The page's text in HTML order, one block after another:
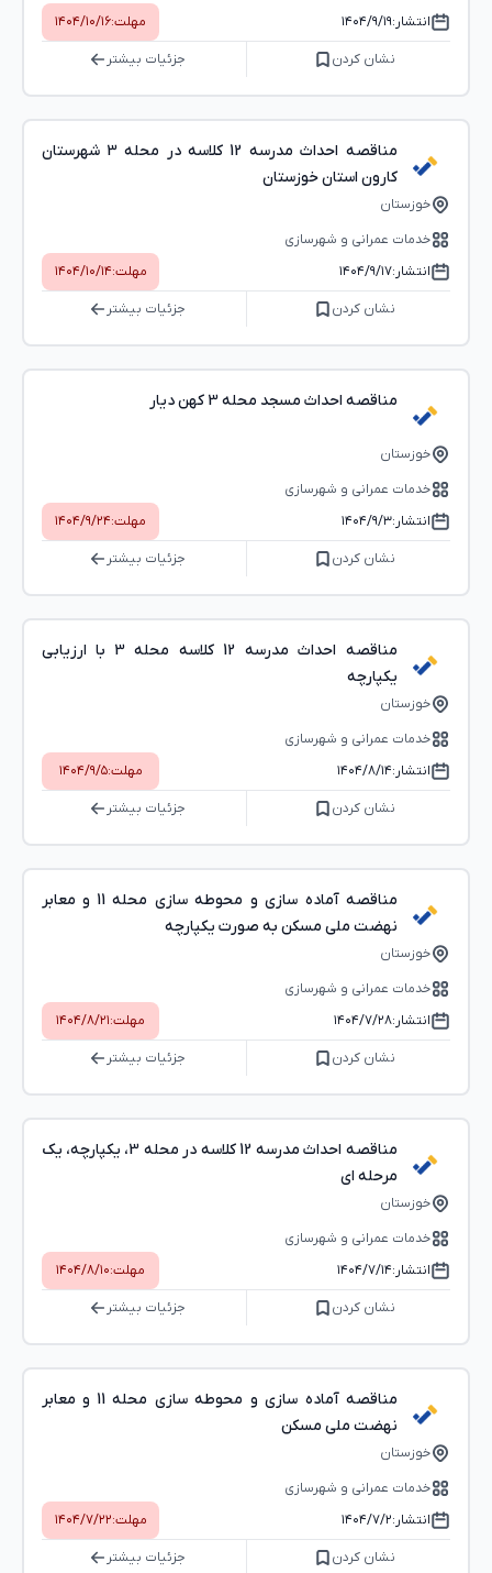
انتشار:۱۴۰۴/۹/۱۹ مهلت:۱۴۰۴/۱۰/۱۶
نشان کردن جزئیات بیشتر
مناقصه احداث مدرسه 12 کلاسه در محله 3 شهرستان
کارون استان خوزستان
خوزستان
خدمات عمرانی و شهرسازی
انتشار:۱۴۰۴/۹/۱۷ مهلت:۱۴۰۴/۱۰/۱۴
نشان کردن جزئیات بیشتر
مناقصه احداث مسجد محله 3 کهن دیار
خوزستان
خدمات عمرانی و شهرسازی
انتشار:۱۴۰۴/۹/۳ مهلت:۱۴۰۴/۹/۲۴
نشان کردن جزئیات بیشتر
مناقصه احداث مدرسه 12 کلاسه محله 3 با ارزیابی
یکپارچه
خوزستان
خدمات عمرانی و شهرسازی
انتشار:۱۴۰۴/۸/۱۴ مهلت:۱۴۰۴/۹/۵
نشان کردن جزئیات بیشتر
مناقصه آماده سازی و محوطه سازی محله 11 و معابر
نهضت ملی مسکن به صورت یکپارچه
خوزستان
خدمات عمرانی و شهرسازی
انتشار:۱۴۰۴/۷/۲۸ مهلت:۱۴۰۴/۸/۲۱
نشان کردن جزئیات بیشتر
مناقصه احداث مدرسه 12 کلاسه در محله 3، یکپارچه، یک
مرحله ای
خوزستان
خدمات عمرانی و شهرسازی
انتشار:۱۴۰۴/۷/۱۴ مهلت:۱۴۰۴/۸/۱۰
نشان کردن جزئیات بیشتر
مناقصه آماده سازی و محوطه سازی محله 11 و معابر
نهضت ملی مسکن
خوزستان
خدمات عمرانی و شهرسازی
انتشار:۱۴۰۴/۷/۲ مهلت:۱۴۰۴/۷/۲۲
نشان کردن جزئیات بیشتر